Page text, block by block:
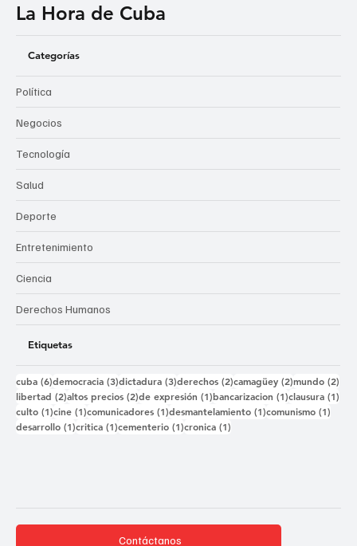
La Hora de Cuba
Categorías
Política
Negocios
Tecnología
Salud
Deporte
Entretenimiento
Ciencia
Derechos Humanos
Etiquetas
cuba (6)6 entradas
democracia (3)3 entradas
dictadura (3)3 entradas
derechos (2)2 entradas
camagüey (2)2 entradas
mundo (2)
libertad (2)2 entradas
altos precios (2)2 entradas
de expresión (1)1 entrada
bancarizacion (1)1 entrada
clausura (1)
culto (1)1 entrada
cine (1)1 entrada
comunicadores (1)1 entrada
desmantelamiento (1)1 entrada
comunismo (1)
desarrollo (1)1 entrada
critica (1)1 entrada
cementerio (1)1 entrada
cronica (1)
Contáctanos